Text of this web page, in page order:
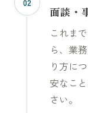
02
面談・
これま
ら、業
り方に
安なこ
さい。